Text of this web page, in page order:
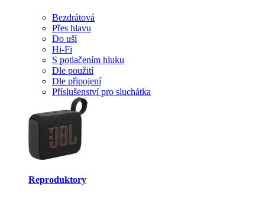
Bezdrátová
Přes hlavu
Do uší
Hi-Fi
S potlačením hluku
Dle použití
Dle připojení
Příslušenství pro sluchátka
Reproduktory